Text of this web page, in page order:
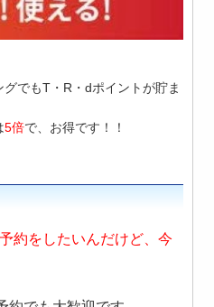
でもT・R・dポイントが貯ま
5倍で、お得です！！
約をしたいんだけど、今